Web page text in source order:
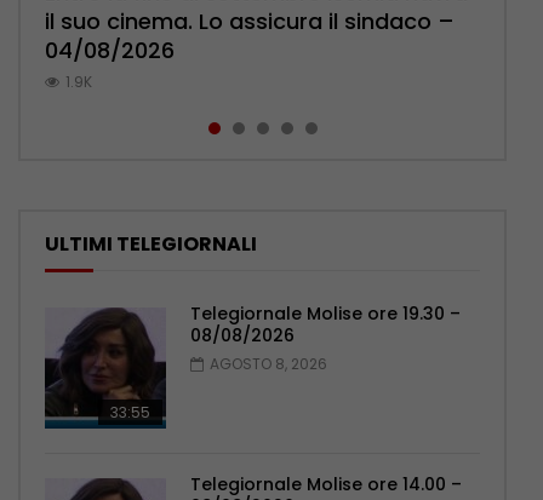
il suo cinema. Lo assicura il sindaco –
04/08/2026
1.9K
cittadini: ‘Abbiamo paura per i ragazzi’
– 07/08/2026
1.2K
l’ambulatorio per curare l’osteoporosi
– 06/08/2026
1.1K
Pensionati: più relazioni e servizi di
prossimità – 04/08/2026
1.1K
Municipale evita il peggio – 07/08/2026
1K
ULTIMI TELEGIORNALI
33:55
Telegiornale Molise ore 19.30 –
08/08/2026
AGOSTO 8, 2026
Telegiornale Molise ore 14.00 –